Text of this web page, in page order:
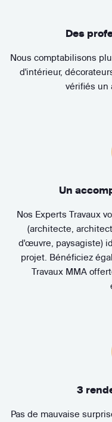
Des
Nous comptabilisons
d'intérieur,
vérifiés un
Un
Nos Experts Travaux
(architecte,
d'œuvre, paysagiste)
projet. Bénéficiez
Travaux MMA
3
Pas de mauvaise